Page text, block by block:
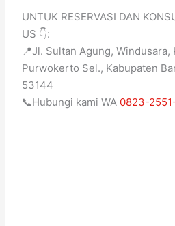
UNTUK RESERVASI DAN
US 👇:
📍Jl. Sultan Agung, Windusara,
Purwokerto Sel., Kabupaten
53144
📞Hubungi kami WA 0823-